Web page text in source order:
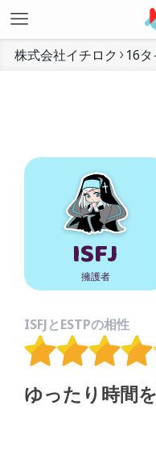
株式会社イチロク 16
ISFJ
擁護者
ISFJとESTPの相性
ゆったり時間